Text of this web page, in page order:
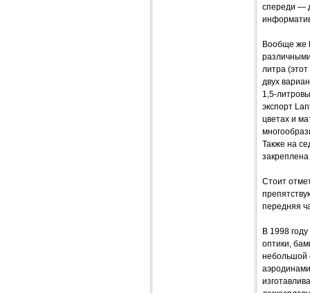
спереди —
Вообще же
литра
двух
1,5-
экспорт
цветах и
Также на
Стоит
передняя
В 1998
оптики,
небольшой